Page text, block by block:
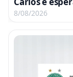
Fenerbahce
8/08/2026